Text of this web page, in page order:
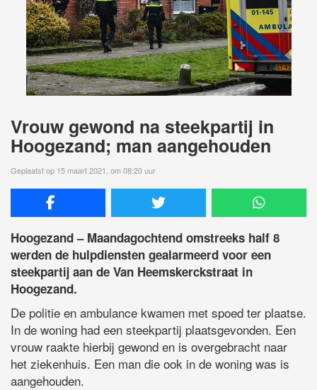
Vrouw gewond na steekpartij in
Hoogezand; man aangehouden
Geplaatst op 15 maart 2021, om 08:20 uur
Hoogezand – Maandagochtend omstreeks half 8
werden de hulpdiensten gealarmeerd voor een
steekpartij aan de Van Heemskerckstraat in
Hoogezand.
De politie en ambulance kwamen met spoed ter plaatse.
In de woning had een steekpartij plaatsgevonden. Een
vrouw raakte hierbij gewond en is overgebracht naar
het ziekenhuis. Een man die ook in de woning was is
aangehouden.